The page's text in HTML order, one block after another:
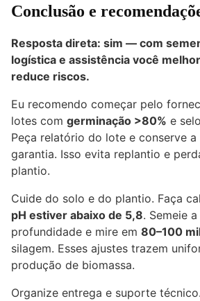
Conclusão e
Resposta direta: sim — com
logística e assistência você
reduce riscos.
Eu recomendo começar pelo
lotes com germinação >80% e
Peça relatório do lote e conserve
garantia. Isso evita replantio e
plantio.
Cuide do solo e do plantio. Faça
pH estiver abaixo de 5,8. Semeie a
profundidade e mire em 80–100
silagem. Esses ajustes trazem
produção de biomassa.
Organize entrega e suporte